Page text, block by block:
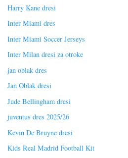
Harry Kane dresi
Inter Miami dres
Inter Miami Soccer Jerseys
Inter Milan dresi za otroke
jan oblak dres
Jan Oblak dresi
Jude Bellingham dresi
juventus dres 2025/26
Kevin De Bruyne dresi
Kids Real Madrid Football Kit